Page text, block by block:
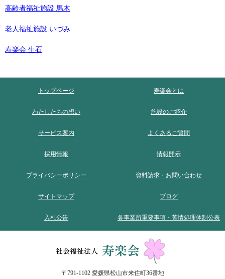
高齢者福祉施設 馬木
老人福祉施設 いづみ
寿楽会 生石
トップページ 寿楽会とは
わたしたちの想い 施設のご紹介
サービス案内 よくあるご質問
採用情報 情報開示
プライバシーポリシー 資料請求・お問い合わせ
サイトマップ ブログ
入札公告 各事業所重要事項・苦情処理体制公表
〒791-1102 愛媛県松山市来住町36番地